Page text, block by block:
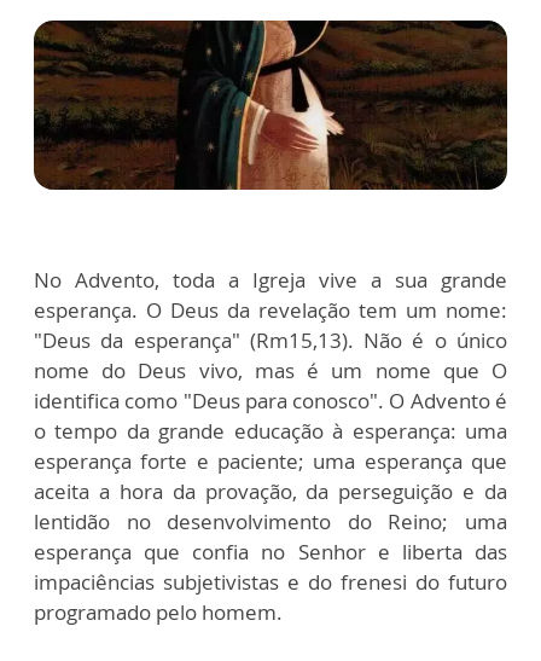
No Advento, toda a Igreja vive a sua grande
esperança. O Deus da revelação tem um nome:
"Deus da esperança" (Rm15,13). Não é o único
nome do Deus vivo, mas é um nome que O
identifica como "Deus para conosco". O Advento é
o tempo da grande educação à esperança: uma
esperança forte e paciente; uma esperança que
aceita a hora da provação, da perseguição e da
lentidão no desenvolvimento do Reino; uma
esperança que confia no Senhor e liberta das
impaciências subjetivistas e do frenesi do futuro
programado pelo homem.